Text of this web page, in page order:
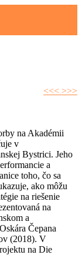
<<< >>>
na Akadémii
v
Bystrici. Jeho
a
toho, čo sa
ako môžu
na riešenie
na
a
Čepana
(2018). V
na Die